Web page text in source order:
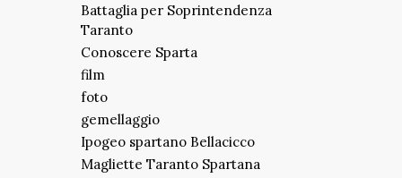
Battaglia per Soprintendenza
Taranto
Conoscere Sparta
film
foto
gemellaggio
Ipogeo spartano Bellacicco
Magliette Taranto Spartana